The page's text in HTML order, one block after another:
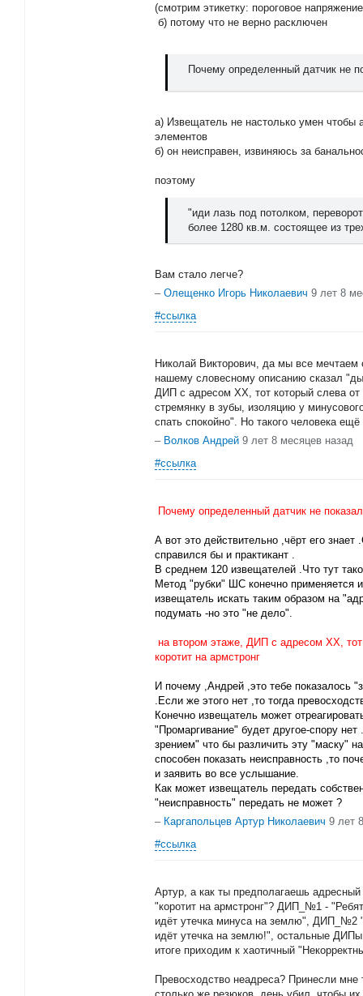
(смотрим этикетку: пороговое
б) потому что не верно расключен
Почему определенный датчик не
а) Извещатель не настолько умен чтобы
элементов
б) он неисправен, извиняюсь за
поэтому
"иди лазь под потолком,
более 1280 кв.м. состоящее из
Вам стало легче?
– Олещенко Игорь Николаевич 9 лет 8
#ссылка
Николай Викторович, да мы все
нашему словесному описанию сказал
ДИП с адресом ХХ, тот который слева от
стремянку в зубы, изоляцию у
спать спокойно". Но такого человека
– Волков Андрей 9 лет 8 месяцев назад
#ссылка
Почему определенный датчик не
А вот это действительно ,чёрт его
справился бы и практикант .
В среднем 120 извещателей .Что тут
Метод "рубки" ШС конечно применяется
извещатель искать таким образом на
подумать -но это "не дело".
на втором этаже, ДИП с адресом ХХ,
коротит на армстронг
И почему ,Андрей ,это тебе показалось
.Если же этого нет ,то тогда
Конечно извещатель может
"Промаргивание" будет другое-спору
зрением" что бы различить эту "маску"
способен показать неисправность ,то
и заявить во все услышание.
Как может извещатель передать
"неисправность" передать не может ?
– Каргапольцев Артур Николаевич 9 лет
#ссылка
Артур, а как ты предполагаешь
"коротит на армстронг"? ДИП_№1 -
идёт утечка минуса на землю", ДИП_№2
идёт утечка на землю!", остальные ДИПы
итоге приходим к хаотичный
Превосходство неадреса? Принесли мне